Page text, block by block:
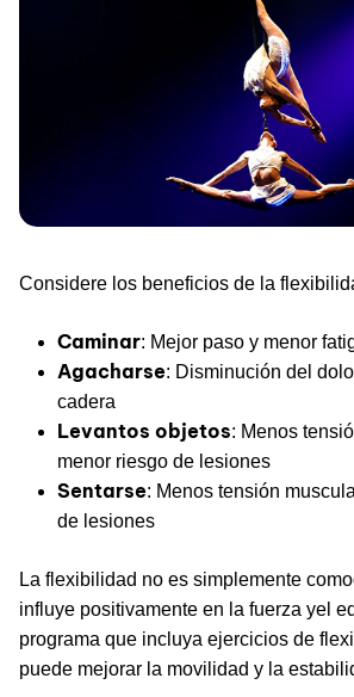
Considere los beneficios de la
Caminar: Mejor paso y menor
Agacharse: Disminución del
cadera
Levantos objetos: Menos
menor riesgo de lesiones
Sentarse: Menos tensión
de lesiones
La flexibilidad no es simplemente
influye positivamente en la fuerza y​el
programa que incluya ejercicios de
puede mejorar la movilidad y la